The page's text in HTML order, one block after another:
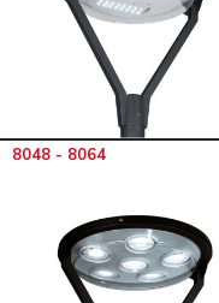
8048 - 8064